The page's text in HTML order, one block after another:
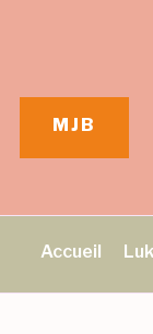
Accueil
MJB